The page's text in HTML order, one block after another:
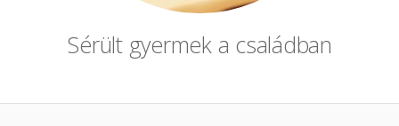
Sérült gyermek a családban